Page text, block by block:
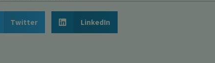
Twitter LinkedIn